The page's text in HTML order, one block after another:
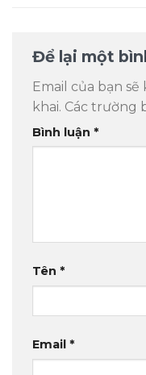
Để lại một
Email của bạn
khai. Các trường
Bình luận *
Tên *
Email *